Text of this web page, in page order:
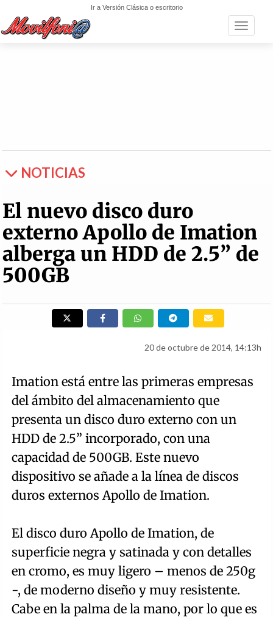
Ir a Versión Clásica o escritorio
Toggle
NOTICIAS
El nuevo disco duro
externo Apollo de Imation
alberga un HDD de 2.5” de
500GB
20 de octubre de 2014, 14:13h
Imation está entre las primeras empresas
del ámbito del almacenamiento que
presenta un disco duro externo con un
HDD de 2.5” incorporado, con una
capacidad de 500GB. Este nuevo
dispositivo se añade a la línea de discos
duros externos Apollo de Imation.
El disco duro Apollo de Imation, de
superficie negra y satinada y con detalles
en cromo, es muy ligero – menos de 250g
-, de moderno diseño y muy resistente.
Cabe en la palma de la mano, por lo que es